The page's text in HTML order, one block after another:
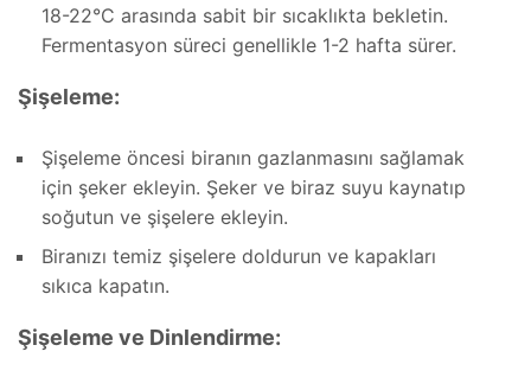
18-22°C arasında sabit bir sıcaklıkta bekletin.
Fermentasyon süreci genellikle 1-2 hafta sürer.
Şişeleme:
Şişeleme öncesi biranın gazlanmasını sağlamak
için şeker ekleyin. Şeker ve biraz suyu kaynatıp
soğutun ve şişelere ekleyin.
Biranızı temiz şişelere doldurun ve kapakları
sıkıca kapatın.
Şişeleme ve Dinlendirme: